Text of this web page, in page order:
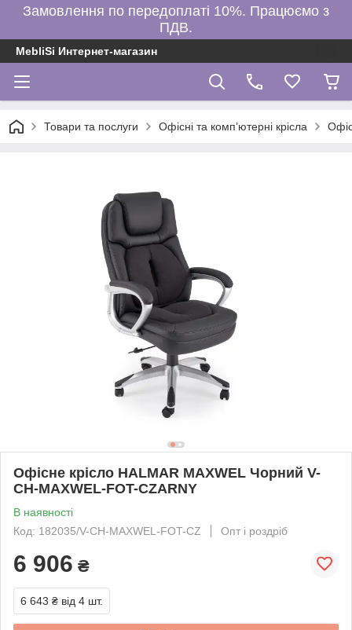
Замовлення по передоплаті 10%. Працюємо з
ПДВ.
MebliSi Интернет-магазин
Товари та послуги Офісні та комп’ютерні крісла
Офісне крісло HALMAR MAXWEL Чорний V-
CH-MAXWEL-FOT-CZARNY
В наявності
Код: 182035/V-CH-MAXWEL-FOT-CZ
Опт і роздріб
6 906 ₴
6 643 ₴ від 4 шт.